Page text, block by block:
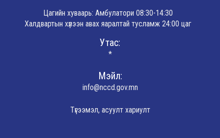
Цагийн хуваарь: Амбулатори 08:30-14:30
Халдвартын хүлээн авах яаралтай тусламж 24:00 цаг
Утас:
*
Мэйл:
info@nccd.gov.mn
Түгээмэл, асуулт хариулт